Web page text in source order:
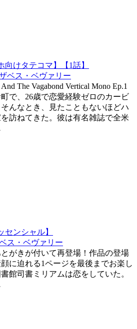
けタテコマ】【1話】
ベス・ベヴァリー
The Vagabond Vertical Mono Ep.1
で、26歳で恋愛経験ゼロのカービ
んなとき、見たこともないほどハ
訪ねてきた。彼は有名雑誌で全米
ンシャル】
ス・ベヴァリー
とがきが付いて再登場！作品の登場
に迫れる1ページを最後までお楽し
館司書ミリアムは恋をしていた。